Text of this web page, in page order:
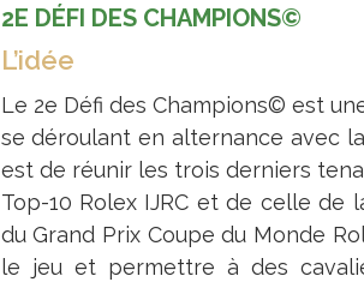
2E DÉFI DES CHAMPIONS©
L’idée
Le 2e Défi des Champions© est
se déroulant en alternance avec
est de réunir les trois derniers
Top-10 Rolex IJRC et de celle de
du Grand Prix Coupe du Monde
le jeu et permettre à des